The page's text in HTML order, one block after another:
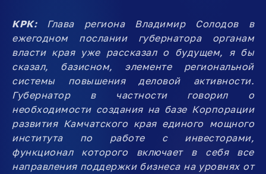
КРК: Глава региона Владимир Солодов в
ежегодном послании губернатора органам
власти края уже рассказал о будущем, я бы
сказал, базисном, элементе региональной
системы повышения деловой активности.
Губернатор в частности говорил о
необходимости создания на базе Корпорации
развития Камчатского края единого мощного
института по работе с инвесторами,
функционал которого включает в себя все
направления поддержки бизнеса на уровнях от